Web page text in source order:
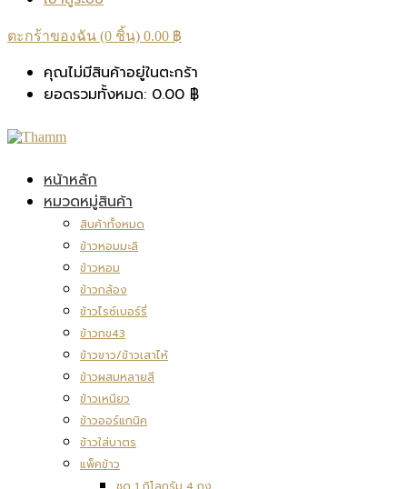
ตะกร้าของฉัน (0 ชิ้น) 0.00 ฿
คุณไม่มีสินค้าอยู่ในตะกร้า
ยอดรวมทั้งหมด: 0.00 ฿
หน้าหลัก
หมวดหมู่สินค้า
สินค้าทั้งหมด
ข้าวหอมมะลิ
ข้าวหอม
ข้าวกล้อง
ข้าวไรซ์เบอร์รี่
ข้าวกข43
ข้าวขาว/ข้าวเสาไห้
ข้าวผสมหลายสี
ข้าวเหนียว
ข้าวออร์แกนิค
ข้าวใส่บาตร
แพ็คข้าว